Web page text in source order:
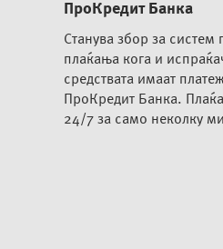
ПроКредит Банка
Станува збор за систем
плаќања кога и
средствата имаат
ПроКредит Банка.
24/7 за само неколку